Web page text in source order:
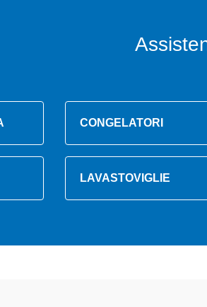
CONGELATORI
LAVASTOVIGLIE